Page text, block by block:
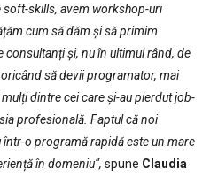
skills, avem workshop-uri
cum să dăm și să primim
consultanți și, nu în ultimul rând, de
să devii programator, mai
dintre cei care și-au pierdut job-
profesională. Faptul că noi
o programă rapidă este un mare
în domeniu“, spune Claudia